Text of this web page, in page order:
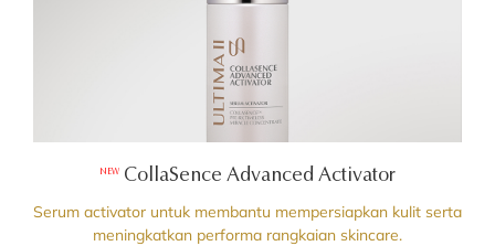
NEW
CollaSence Advanced Activator
Serum activator untuk membantu mempersiapkan kulit serta
meningkatkan performa rangkaian skincare.